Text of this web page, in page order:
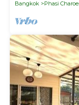
Bangkok
Phasi